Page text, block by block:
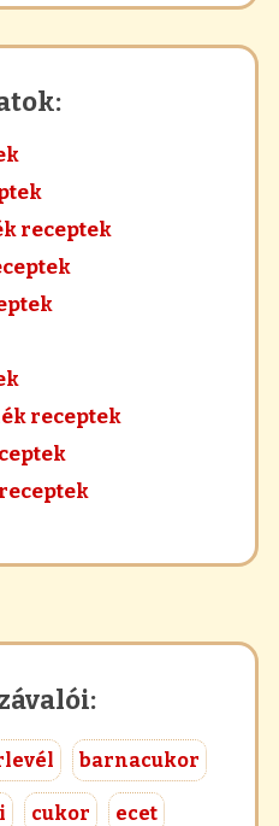
receptek
receptek
barnacukor
cukor ecet